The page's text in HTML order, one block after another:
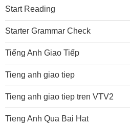
Start Reading
Starter Grammar Check
Tiếng Anh Giao Tiếp
Tieng anh giao tiep
Tieng anh giao tiep tren VTV2
Tieng Anh Qua Bai Hat